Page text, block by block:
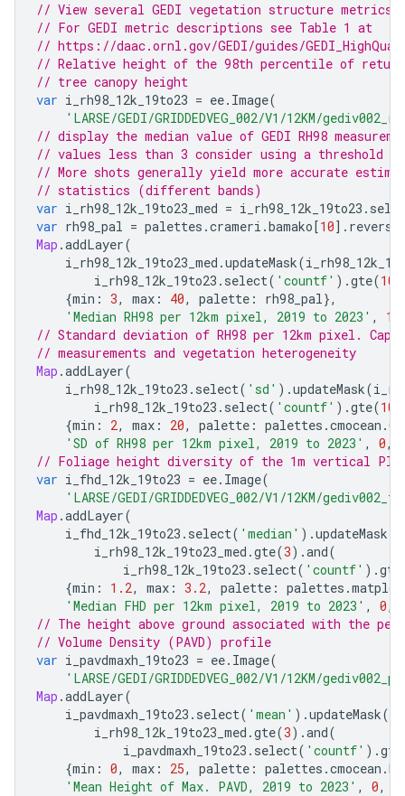
// View several GEDI vegetation structure metrics
// For GEDI metric descriptions see Table 1 at
// https://daac.ornl.gov/GEDI/guides/
// Relative height of the 98th percentile of
// tree canopy height
var i_rh98_12k_19to23 = ee. Image(
'LARSE/GEDI/GRIDDEDVEG_002/V1/12KM/
// display the median value of GEDI RH98
// values less than 3 consider using a threshold
// More shots generally yield more accurate
// statistics (different bands)
var i_rh98_12k_19to23_med = i_rh98_12k_19to23 .
var rh98_pal = palettes .crameri .bamako[10]. reverse
Map .addLayer(
i_rh98_12k_19to23_med .updateMask(
i_rh98_12k_19to23 . select( 'countf' ).gte(10
{min : 3, max : 40, palette : rh98_pal},
'Median RH98 per 12km pixel, 2019 to 2023' , 1
// Standard deviation of RH98 per 12km pixel.
// measurements and vegetation heterogeneity
Map .addLayer(
i_rh98_12k_19to23 . select( 'sd' ).updateMask(
i_rh98_12k_19to23 . select( 'countf' ).gte(10
{min : 2, max : 20, palette : palettes .cmocean .
'SD of RH98 per 12km pixel, 2019 to 2023' , 0,
// Foliage height diversity of the 1m vertical
var i_fhd_12k_19to23 = ee. Image(
'LARSE/GEDI/GRIDDEDVEG_002/V1/12KM/
Map .addLayer(
i_fhd_12k_19to23 . select( 'median' ).updateMask
i_rh98_12k_19to23_med .gte(3).and(
i_rh98_12k_19to23 . select( 'countf' ).gte
{min : 1.2, max : 3.2, palette : palettes .
'Median FHD per 12km pixel, 2019 to 2023' , 0,
// The height above ground associated with the
// Volume Density (PAVD) profile
var i_pavdmaxh_19to23 = ee. Image(
'LARSE/GEDI/GRIDDEDVEG_002/V1/12KM/
Map .addLayer(
i_pavdmaxh_19to23 . select( 'mean' ).updateMask(
i_rh98_12k_19to23_med .gte(3).and(
i_pavdmaxh_19to23 . select( 'countf' ).gte
{min : 0, max : 25, palette : palettes .cmocean .
'Mean Height of Max. PAVD, 2019 to 2023' , 0,